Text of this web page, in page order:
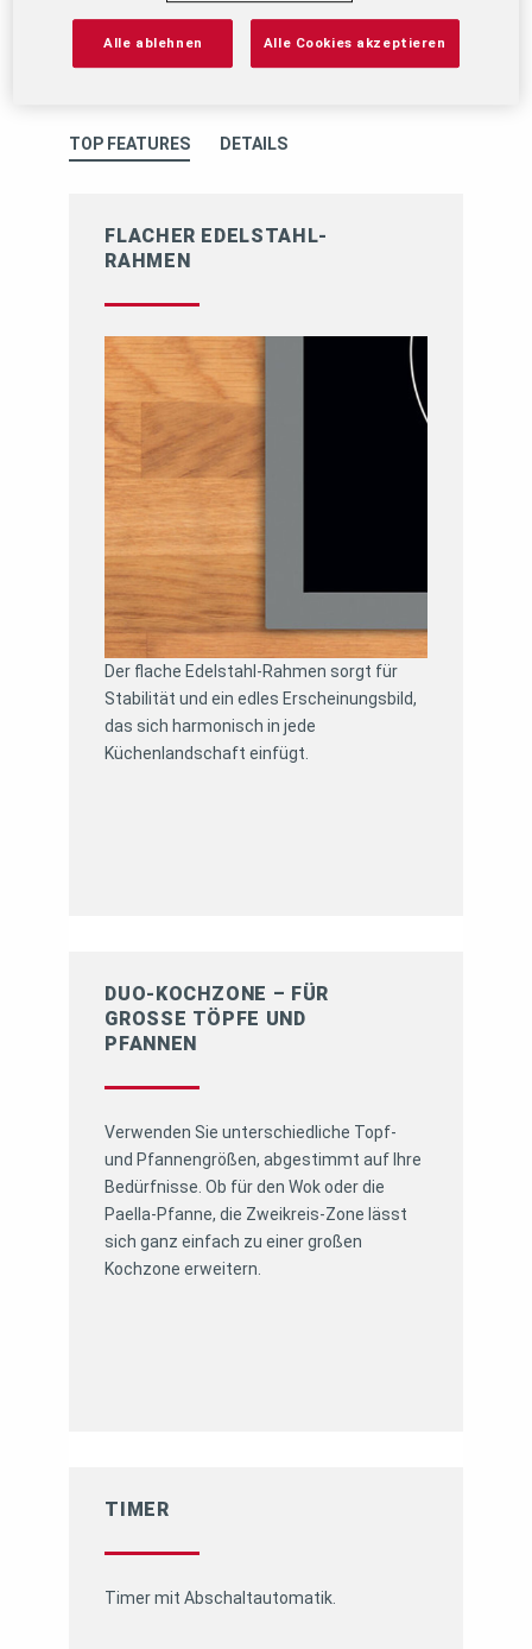
TOP FEATURES DETAILS
FLACHER EDELSTAHL-
RAHMEN
Der flache Edelstahl-Rahmen sorgt für
Stabilität und ein edles Erscheinungsbild,
das sich harmonisch in jede
Küchenlandschaft einfügt.
DUO-KOCHZONE – FÜR
GROSSE TÖPFE UND P
FANNEN
Verwenden Sie unterschiedliche Topf-
und Pfannengrößen, abgestimmt auf Ihre
Bedürfnisse. Ob für den Wok oder die
Paella-Pfanne, die Zweikreis-Zone lässt
sich ganz einfach zu einer großen
Kochzone erweitern.
TIMER
Timer mit Abschaltautomatik.
Alle ablehnen Alle Cookies akzeptieren